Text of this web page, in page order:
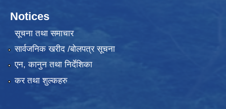
Notices
सूचना तथा समाचार
सार्वजनिक खरीद /बोलपत्र सूचना
एन, कानुन तथा निर्देशिका
कर तथा शुल्कहरु